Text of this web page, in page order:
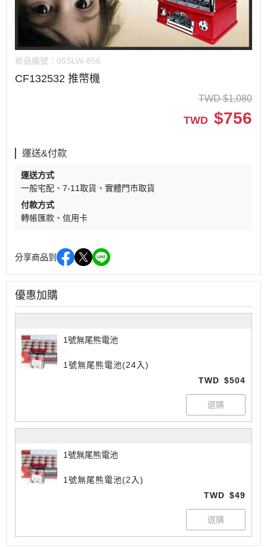
商品編號： 05SLW-856
CF132532 推幣機
TWD $1,080
TWD $756
運送&付款
運送方式
一般宅配
7-11取貨
實體門市取貨
付款方式
轉帳匯款
信用卡
分享商品到
優惠加購
1號無尾熊電池
1號無尾熊電池(24入)
TWD $504
1號無尾熊電池
1號無尾熊電池(2入)
TWD $49